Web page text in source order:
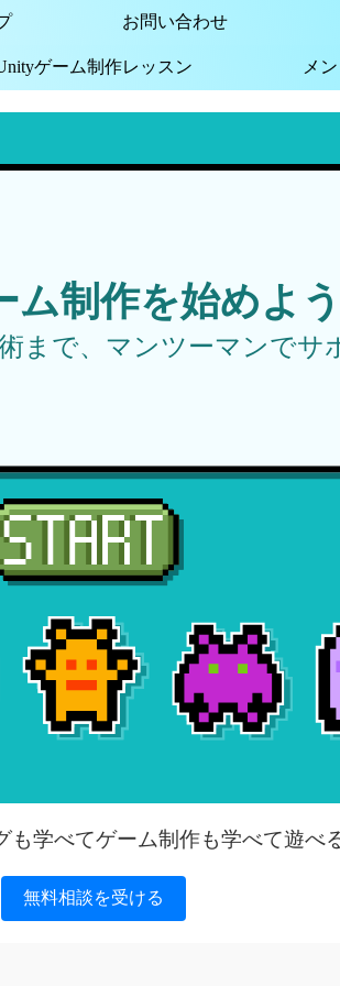
お問い合わせ
ゲーム制作レッスン メ
ム制作を始めよ
まで、マンツーマンでサ
も学べてゲーム制作も学べて遊べ
無料相談を受ける